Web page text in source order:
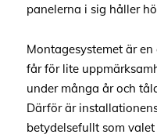
panelerna i sig håller
Montagesystemet är
får för lite
under många år och
Därför är
betydelsefullt som